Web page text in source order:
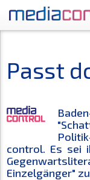
Passt
control. Es sei
Einzelgänger"